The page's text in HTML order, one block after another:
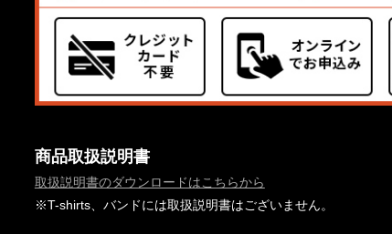
商品取扱説明書
取扱説明書のダウンロードはこちらから
※T-shirts、バンドには取扱説明書はございません。